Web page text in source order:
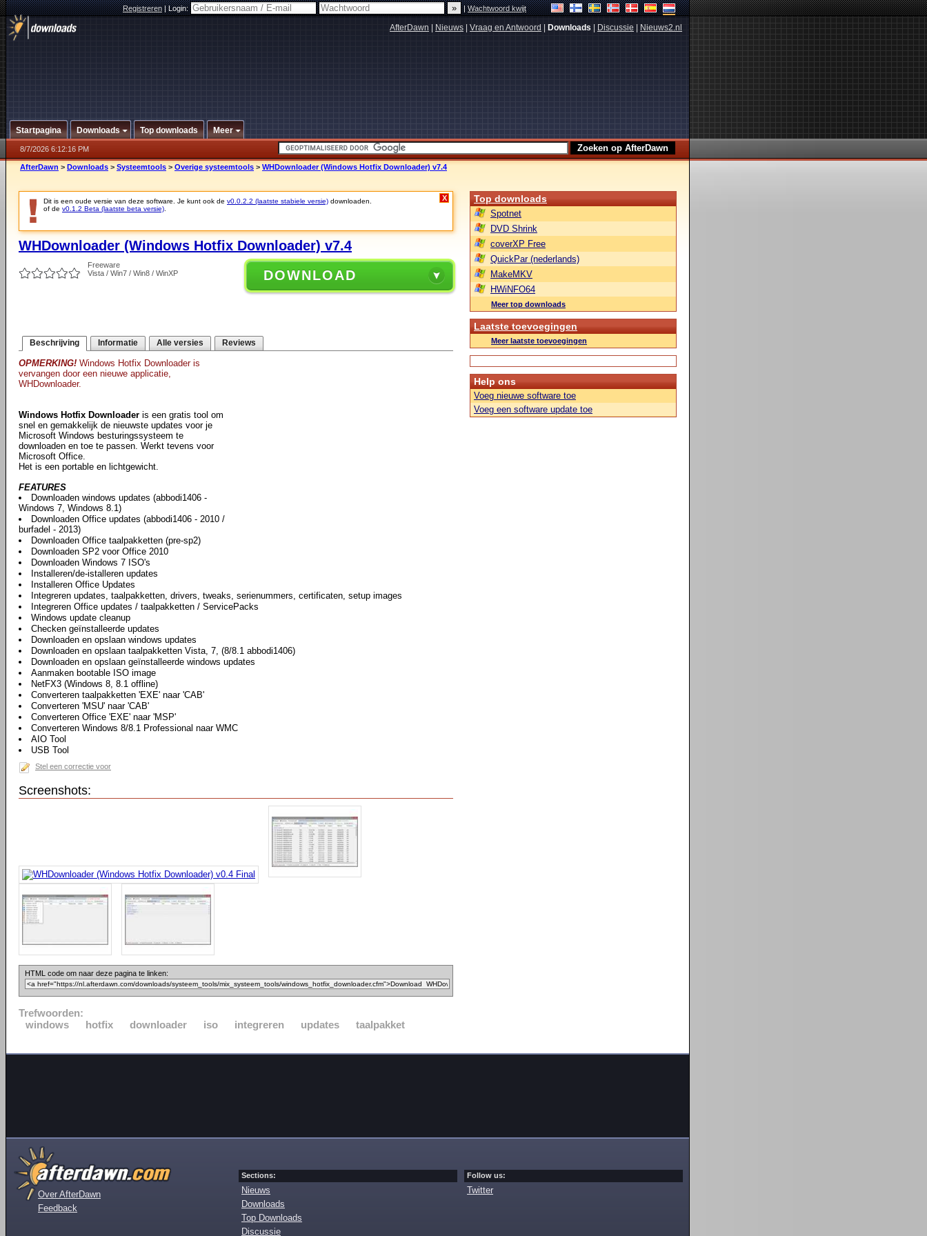
Registreren|Login: |Wachtwoord kwijt
AfterDawn Nieuws Vraag en Antwoord Downloads Discussie Nieuws2.nl
Startpagina Downloads Top downloads Meer
8/7/2026 6:12:16 PM
AfterDawn > Downloads > Systeemtools > Overige systeemtools > WHDownloader (Windows Hotfix Downloader) v7.4
Dit is een oude versie van deze software. Je kunt ook de v0.0.2.2 (laatste stabiele versie) downloaden.
of de v0.1.2 Beta (laatste beta versie)
X
WHDownloader (Windows Hotfix Downloader) v7.4
Freeware
Vista / Win7 / Win8 / WinXP
DOWNLOAD
Beschrijving Informatie Alle versies Reviews
OPMERKING! Windows Hotfix Downloader is
vervangen door een nieuwe applicatie,
WHDownloader.
Windows Hotfix Downloader is een gratis tool om
snel en gemakkelijk de nieuwste updates voor je
Microsoft Windows besturingssysteem te
downloaden en toe te passen. Werkt tevens voor
Microsoft Office.
Het is een portable en lichtgewicht.
FEATURES
Downloaden windows updates (abbodi1406 -
Windows 7, Windows 8.1)
Downloaden Office updates (abbodi1406 - 2010 /
burfadel - 2013)
Downloaden Office taalpakketten (pre-sp2)
Downloaden SP2 voor Office 2010
Downloaden Windows 7 ISO's
Installeren/de-istalleren updates
Installeren Office Updates
Integreren updates, taalpakketten, drivers, tweaks, serienummers, certificaten, setup images
Integreren Office updates / taalpakketten / ServicePacks
Windows update cleanup
Checken geïnstalleerde updates
Downloaden en opslaan windows updates
Downloaden en opslaan taalpakketten Vista, 7, (8/8.1 abbodi1406)
Downloaden en opslaan geïnstalleerde windows updates
Aanmaken bootable ISO image
NetFX3 (Windows 8, 8.1 offline)
Converteren taalpakketten 'EXE' naar 'CAB'
Converteren 'MSU' naar 'CAB'
Converteren Office 'EXE' naar 'MSP'
Converteren Windows 8/8.1 Professional naar WMC
AIO Tool
USB Tool
Stel een correctie voor
Screenshots:
HTML code om naar deze pagina te linken:
Trefwoorden:
windows
hotfix downloader iso integreren updates taalpakket
Top downloads
Spotnet
DVD Shrink
coverXP Free
QuickPar (nederlands)
MakeMKV
HWiNFO64
Meer top downloads
Laatste toevoegingen
Meer laatste toevoegingen
Help ons
Voeg nieuwe software toe
Voeg een software update toe
Over AfterDawn
Feedback
Sections:
Nieuws
Downloads
Top Downloads
Discussie
Follow us:
Twitter